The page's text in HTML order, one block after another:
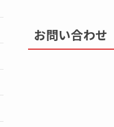
お問い合わせ